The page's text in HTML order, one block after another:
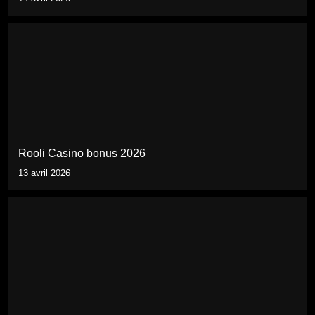
Rooli Casino bonus 2026
13 avril 2026